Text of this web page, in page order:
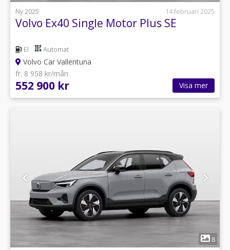
Ny 2025
14 februari 2025
Volvo Ex40 Single Motor Plus SE
El Automat
Volvo Car Vallentuna
fr. 8 958 kr/mån
552 900 kr Visa mer
8